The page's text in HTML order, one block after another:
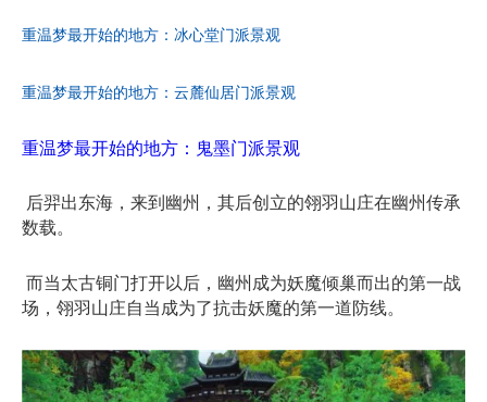
重温梦最开始的地方：冰心堂门派景观
重温梦最开始的地方：云麓仙居门派景观
重温梦最开始的地方：鬼墨门派景观
后羿出东海，来到幽州，其后创立的翎羽山庄在幽州传承
数载。
而当太古铜门打开以后，幽州成为妖魔倾巢而出的第一战
场，翎羽山庄自当成为了抗击妖魔的第一道防线。